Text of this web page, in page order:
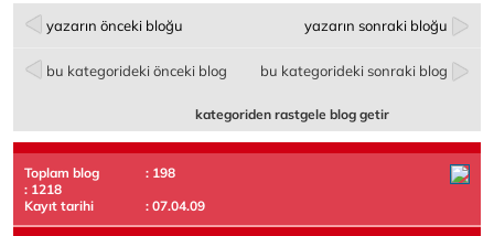
yazarın önceki bloğu yazarın sonraki bloğu
bu kategorideki önceki blog bu kategorideki sonraki blog
kategoriden rastgele blog getir
Toplam blog
: 198
: 1218
Kayıt tarihi
: 07.04.09